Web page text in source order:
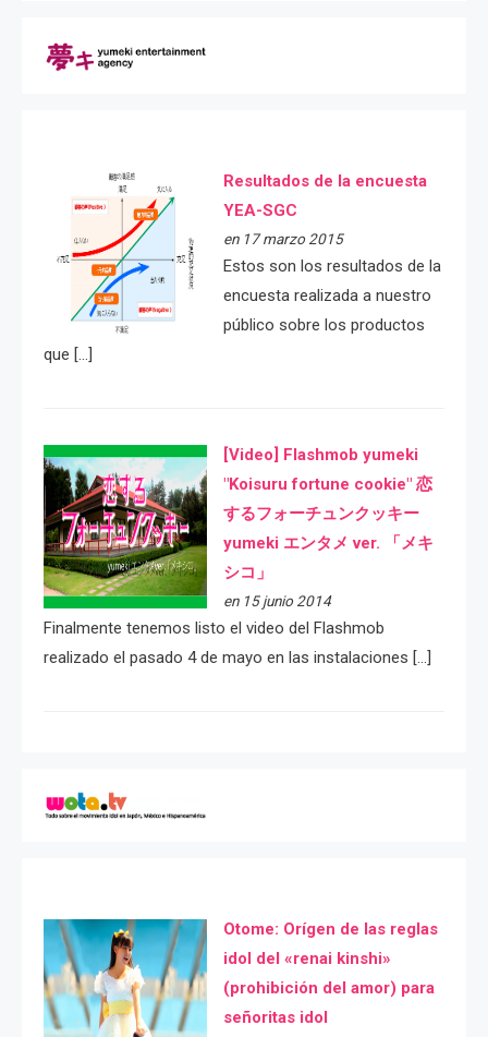
Resultados de la encuesta
YEA-SGC
en 17 marzo 2015
Estos son los resultados de la
encuesta realizada a nuestro
público sobre los productos
que […]
[Video] Flashmob yumeki
"Koisuru fortune cookie" 恋
するフォーチュンクッキー
yumeki エンタメ ver. 「メキ
シコ」
en 15 junio 2014
Finalmente tenemos listo el video del Flashmob
realizado el pasado 4 de mayo en las instalaciones […]
Otome: Orígen de las reglas
idol del «renai kinshi»
(prohibición del amor) para
señoritas idol